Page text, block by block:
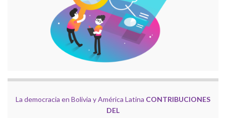
La democracia en Bolivia y América Latina CONTRIBUCIONES
DEL